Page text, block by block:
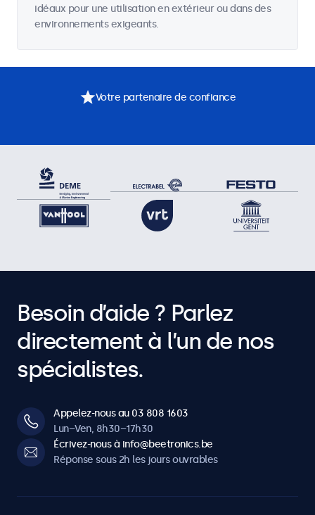
idéaux pour une utilisation en extérieur ou dans des
environnements exigeants.
Votre partenaire de confiance
Besoin d’aide ? Parlez
directement à l’un de nos
spécialistes.
Appelez-nous au 03 808 1603
Lun–Ven, 8h30–17h30
Écrivez-nous à info@beetronics.be
Réponse sous 2h les jours ouvrables